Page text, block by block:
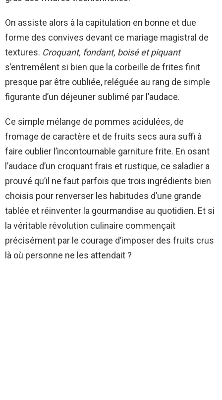
On assiste alors à la capitulation en bonne et due
forme des convives devant ce mariage magistral de
textures. Croquant, fondant, boisé et piquant
s’entremêlent si bien que la corbeille de frites finit
presque par être oubliée, reléguée au rang de simple
figurante d’un déjeuner sublimé par l’audace.
Ce simple mélange de pommes acidulées, de
fromage de caractère et de fruits secs aura suffi à
faire oublier l’incontournable garniture frite. En osant
l’audace d’un croquant frais et rustique, ce saladier a
prouvé qu’il ne faut parfois que trois ingrédients bien
choisis pour renverser les habitudes d’une grande
tablée et réinventer la gourmandise au quotidien. Et si
la véritable révolution culinaire commençait
précisément par le courage d’imposer des fruits crus
là où personne ne les attendait ?